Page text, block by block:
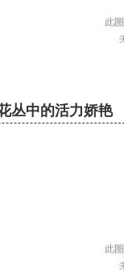
丛中的活力娇艳